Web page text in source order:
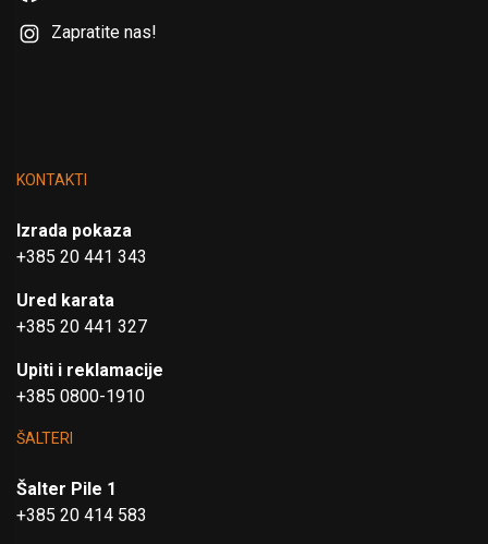
Zapratite nas!
KONTAKTI
Izrada pokaza
+385 20 441 343
Ured karata
+385 20 441 327
Upiti i reklamacije
+385 0800-1910
ŠALTERI
Šalter Pile 1
+385 20 414 583